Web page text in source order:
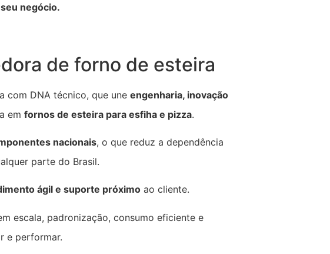
negócio.
de forno de esteira
com DNA técnico, que une engenharia, inovação
em fornos de esteira para esfiha e pizza.
nacionais, o que reduz a dependência
parte do Brasil.
ágil e suporte próximo ao cliente.
escala, padronização, consumo eficiente e
e performar.